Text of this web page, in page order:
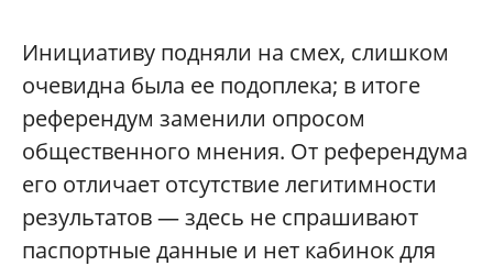
Инициативу подняли на смех, слишком
очевидна была ее подоплека; в итоге
референдум заменили опросом
общественного мнения. От референдума
его отличает отсутствие легитимности
результатов — здесь не спрашивают
паспортные данные и нет кабинок для